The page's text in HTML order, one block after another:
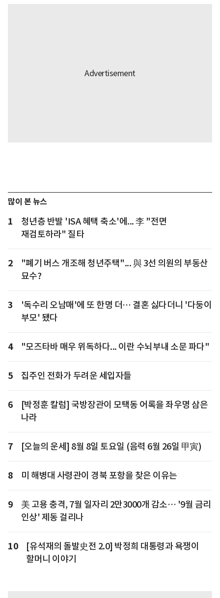
많이 본 뉴스
1
청년층 반발 'ISA 혜택 축소'에... 李 "전면
재검토하라" 질타
2
"폐기 버스 개조해 청년주택"... 與 3선 의원의 부동산
묘수?
3
'독수리 오남매'에 또 한명 더… 결혼 싫다더니 '다둥이
부모' 됐다
4 "모즈타바 매우 위독하다... 이란 수뇌부내 소문 파다"
5 집주인 전화가 두려운 세입자들
6
[박정훈 칼럼] 국방장관이 모택동 어록을 좌우명 삼은
나라
7 [오늘의 운세] 8월 8일 토요일 (음력 6월 26일 甲寅)
8 미 해병대 사령관이 경북 포항을 찾은 이유는
9
美 고용 충격, 7월 일자리 2만3000개 감소… '9월 금리
인상' 제동 걸리나
10
[유석재의 돌발史전 2.0] 박정희 대통령과 욕쟁이
할머니 이야기